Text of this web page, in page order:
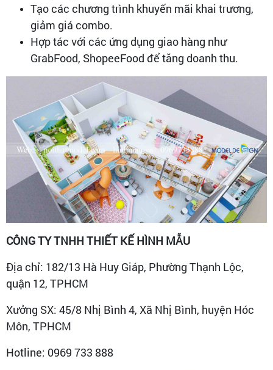
Tạo các chương trình khuyến mãi khai trương,
giảm giá combo.
Hợp tác với các ứng dụng giao hàng như
GrabFood, ShopeeFood để tăng doanh thu.
CÔNG TY TNHH THIẾT KẾ HÌNH MẪU
Địa chỉ: 182/13 Hà Huy Giáp, Phường Thạnh Lộc,
quận 12, TPHCM
Xưởng SX: 45/8 Nhị Bình 4, Xã Nhị Bình, huyện Hóc
Môn, TPHCM
Hotline: 0969 733 888